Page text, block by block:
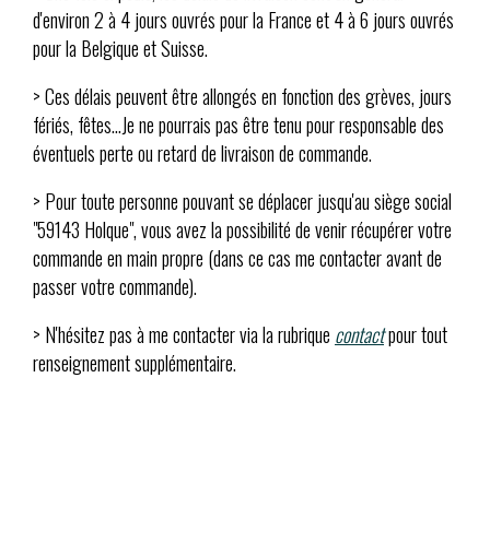
d'environ 2 à 4 jours ouvrés pour la France et 4 à 6 jours ouvrés
pour la Belgique et Suisse.
> Ces délais peuvent être allongés en fonction des grèves, jours
fériés, fêtes...Je ne pourrais pas être tenu pour responsable des
éventuels perte ou retard de livraison de commande.
> Pour toute personne pouvant se déplacer jusqu'au siège social
"59143 Holque", vous avez la possibilité de venir récupérer votre
commande en main propre (dans ce cas me contacter avant de
passer votre commande).
> N'hésitez pas à me contacter via la rubrique contactpour tout
renseignement supplémentaire.